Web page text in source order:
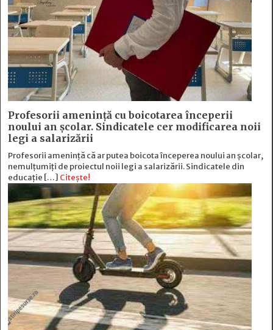
Profesorii amenință cu boicotarea începerii
noului an școlar. Sindicatele cer modificarea noii
legi a salarizării
Profesorii amenință că ar putea boicota începerea noului an școlar,
nemulțumiți de proiectul noii legi a salarizării. Sindicatele din
educație […] Citește!